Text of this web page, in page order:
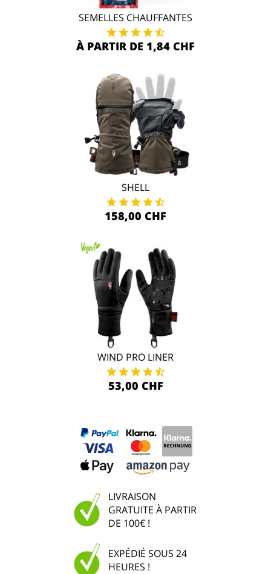
SEMELLES CHAUFFANTES
À PARTIR DE 1,84 CHF
SHELL
158,00 CHF
WIND PRO LINER
53,00 CHF
LIVRAISON
GRATUITE À PARTIR
DE 100€ !
EXPÉDIÉ SOUS 24
HEURES !